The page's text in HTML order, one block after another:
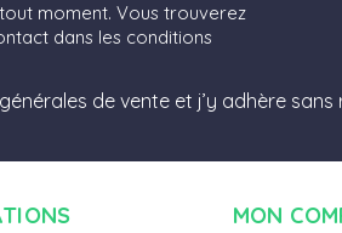
moment. Vous trouverez
dans les conditions
de vente et j’y adhère sans
MON